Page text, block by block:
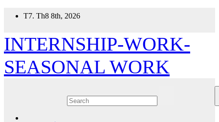
T7. Th8 8th, 2026
INTERNSHIP-WORK-
SEASONAL WORK